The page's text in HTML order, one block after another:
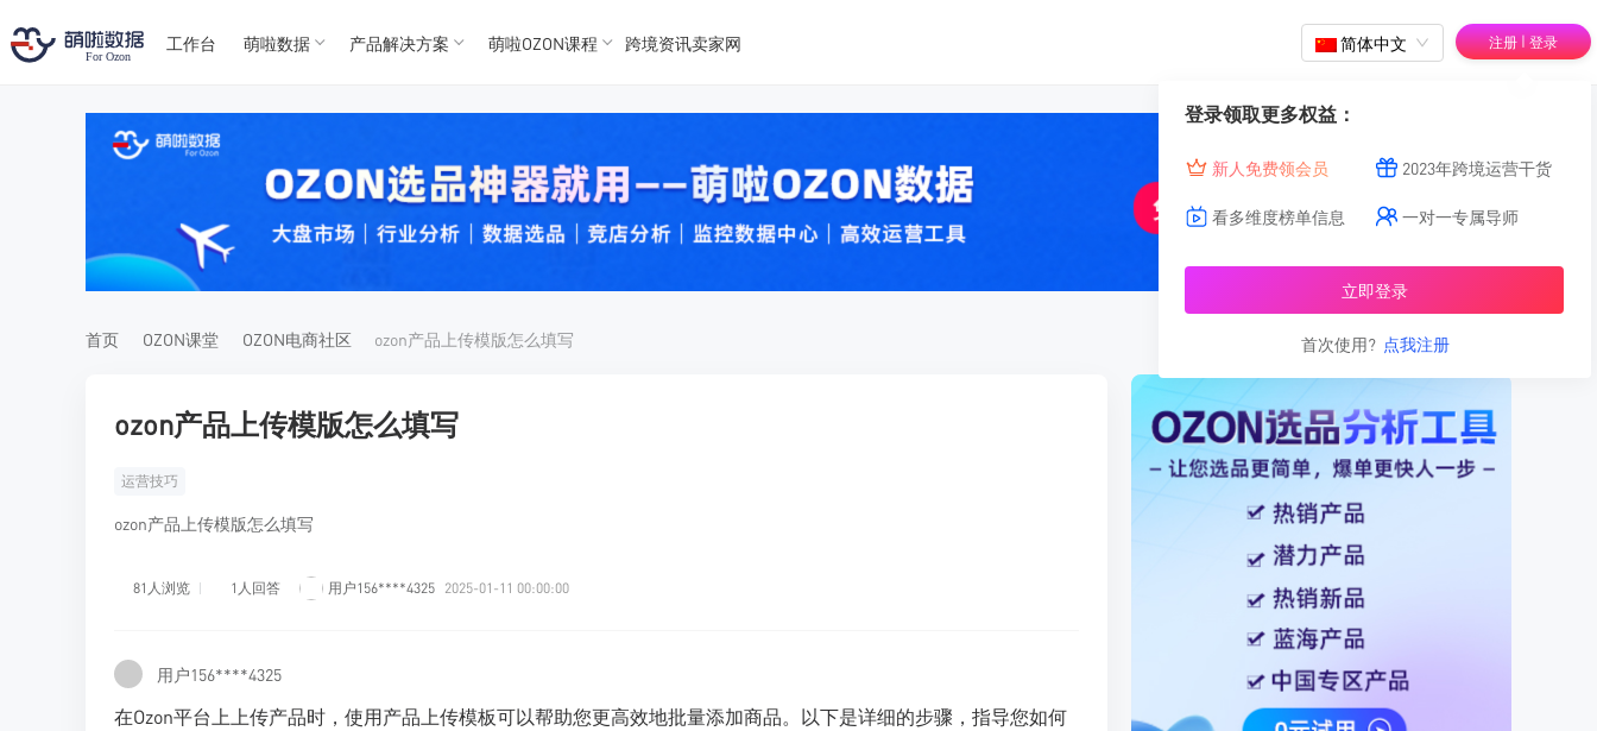
For Ozon
For OZon
TK数据
TK数据
工作台 萌啦数据 产品解决方案 萌啦OZON课程 跨境资讯卖家网 简体中文 注册 | 登录
登录领取更多权益：
新人免费领会员 2023年跨境运营干货
看多维度榜单信息 一对一专属导师
立即登录
首次使用? 点我注册
首页 OZON课堂 OZON电商社区 ozon产品上传模版怎么填写
ozon产品上传模版怎么填写
运营技巧
ozon产品上传模版怎么填写
81人浏览 1人回答 用户156****4325 2025-01-11 00:00:00
用户156****4325
在Ozon平台上上传产品时，使用产品上传模板可以帮助您更高效地批量添加商品。以下是详细的步骤，指导您如何